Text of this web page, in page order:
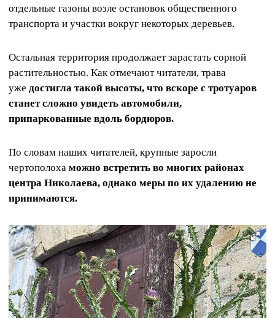
отдельные газоны возле остановок общественного
транспорта и участки вокруг некоторых деревьев.
Остальная территория продолжает зарастать сорной
растительностью. Как отмечают читатели, трава
уже достигла такой высоты, что вскоре с тротуаров
станет сложно увидеть автомобили,
припаркованные вдоль бордюров.
По словам наших читателей, крупные заросли
чертополоха можно встретить во многих районах
центра Николаева, однако меры по их удалению не
принимаются.